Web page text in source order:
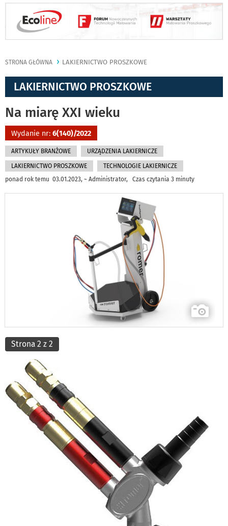
STRONA GŁÓWNA LAKIERNICTWO PROSZKOWE
LAKIERNICTWO PROSZKOWE
Na miarę XXI wieku
Wydanie nr: 6(140)/2022
ARTYKUŁY BRANŻOWE URZĄDZENIA LAKIERNICZE
LAKIERNICTWO PROSZKOWE
TECHNOLOGIE LAKIERNICZE
ponad rok temu 03.01.2023, ~ Administrator, Czas czytania 3 minuty
Strona 2 z 2